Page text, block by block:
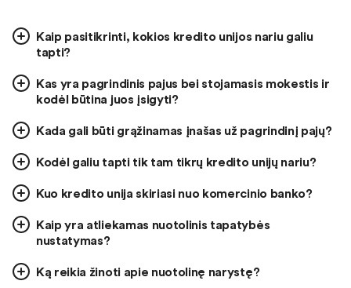
Kaip pasitikrinti, kokios kredito unijos nariu galiu
tapti?
Kas yra pagrindinis pajus bei stojamasis mokestis ir
kodėl būtina juos įsigyti?
Kada gali būti grąžinamas įnašas už pagrindinį pajų?
Kodėl galiu tapti tik tam tikrų kredito unijų nariu?
Kuo kredito unija skiriasi nuo komercinio banko?
Kaip yra atliekamas nuotolinis tapatybės
nustatymas?
Ką reikia žinoti apie nuotolinę narystę?